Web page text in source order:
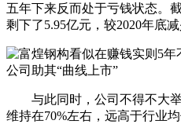
五年下来反而处于亏钱状态。
剩下了5.95亿元，较2020年底减
与此同时，公司不得不大举
维持在70%左右，远高于行业均